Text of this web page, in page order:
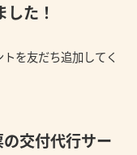
た！
を友だち追加してく
交付代行サー